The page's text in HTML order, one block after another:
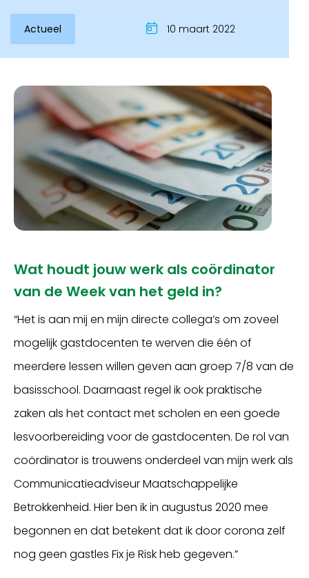
Inloggen
Actueel 10 maart 2022
Wat houdt jouw werk als coördinator
van de Week van het geld in?
“Het is aan mij en mijn directe collega’s om zoveel
mogelijk gastdocenten te werven die één of
meerdere lessen willen geven aan groep 7/8 van de
basisschool. Daarnaast regel ik ook praktische
zaken als het contact met scholen en een goede
lesvoorbereiding voor de gastdocenten. De rol van
coördinator is trouwens onderdeel van mijn werk als
Communicatieadviseur Maatschappelijke
Betrokkenheid. Hier ben ik in augustus 2020 mee
begonnen en dat betekent dat ik door corona zelf
nog geen gastles Fix je Risk heb gegeven.”